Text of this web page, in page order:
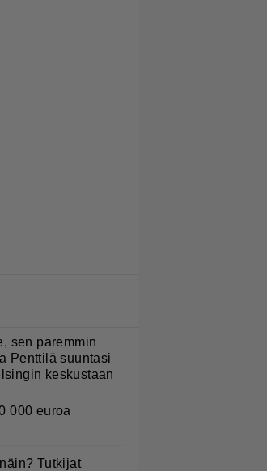
sen paremmin
Penttilä suuntasi
keskustaan
000 euroa
Tutkijat